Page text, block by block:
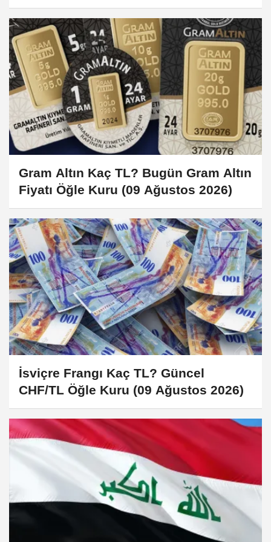
2026)
Gram Altın Kaç TL? Bugün Gram Altın
Fiyatı Öğle Kuru (09 Ağustos 2026)
İsviçre Frangı Kaç TL? Güncel
CHF/TL Öğle Kuru (09 Ağustos 2026)